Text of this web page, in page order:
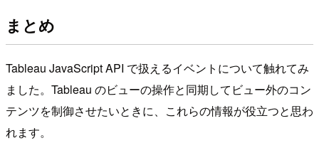
まとめ
Tableau JavaScript API で扱えるイベントについて触れてみ
ました。Tableau のビューの操作と同期してビュー外のコン
テンツを制御させたいときに、これらの情報が役立つと思わ
れます。